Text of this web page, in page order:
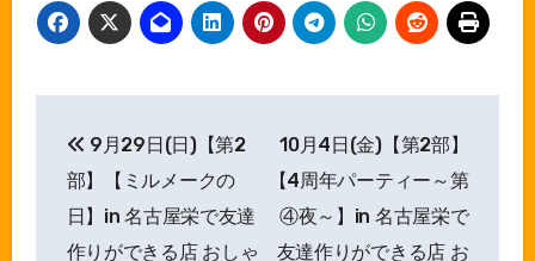
稿
ナ
9月29日(日)【第2
部】【ミルメークの
日】in 名古屋栄で友達
作りができる店 おしゃ
10月4日(金)【第2部】
【4周年パーティー～第
④夜～】in 名古屋栄で
友達作りができる店 お